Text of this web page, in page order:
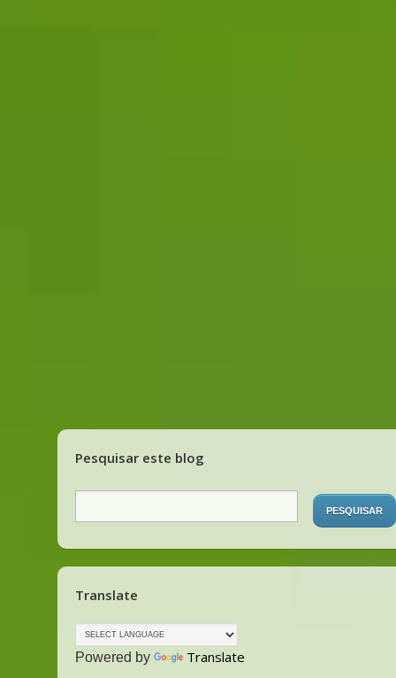
Pesquisar este blog
Translate
Powered by Translate